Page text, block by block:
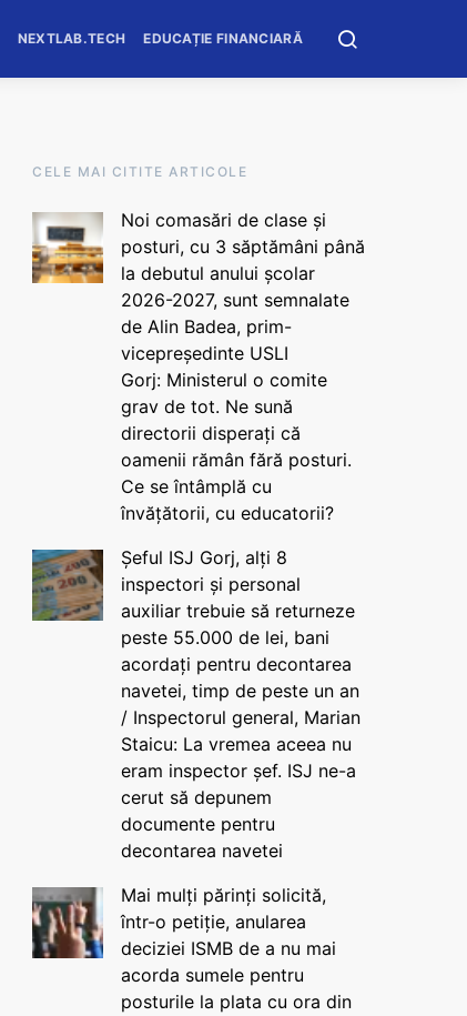
NEXTLAB.TECH EDUCAȚIE FINANCIARĂ
CELE MAI CITITE ARTICOLE
Noi comasări de clase și
posturi, cu 3 săptămâni până
la debutul anului școlar
2026-2027, sunt semnalate
de Alin Badea, prim-
vicepreședinte USLI
Gorj: Ministerul o comite
grav de tot. Ne sună
directorii disperați că
oamenii rămân fără posturi.
Ce se întâmplă cu
învățătorii, cu educatorii?
Șeful ISJ Gorj, alți 8
inspectori și personal
auxiliar trebuie să returneze
peste 55.000 de lei, bani
acordați pentru decontarea
navetei, timp de peste un an
/ Inspectorul general, Marian
Staicu: La vremea aceea nu
eram inspector șef. ISJ ne-a
cerut să depunem
documente pentru
decontarea navetei
Mai mulți părinți solicită,
într-o petiție, anularea
deciziei ISMB de a nu mai
acorda sumele pentru
posturile la plata cu ora din